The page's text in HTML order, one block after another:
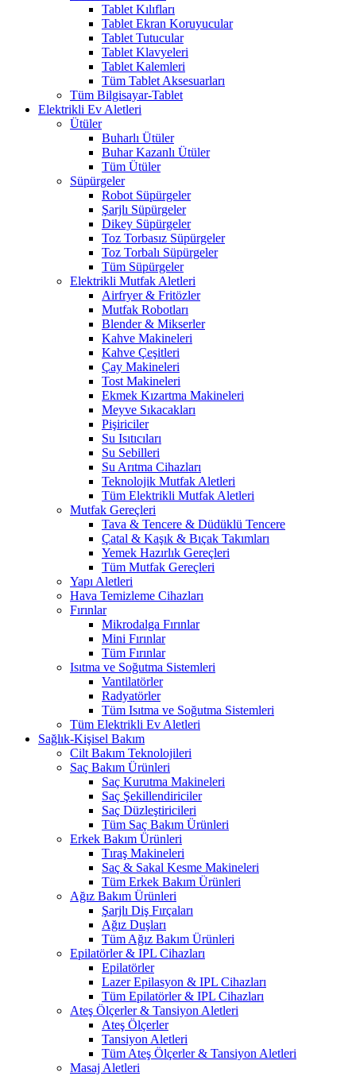
Tablet Kılıfları
Tablet Ekran Koruyucular
Tablet Tutucular
Tablet Klavyeleri
Tablet Kalemleri
Tüm Tablet Aksesuarları
Tüm Bilgisayar-Tablet
Elektrikli Ev Aletleri
Ütüler
Buharlı Ütüler
Buhar Kazanlı Ütüler
Tüm Ütüler
Süpürgeler
Robot Süpürgeler
Şarjlı Süpürgeler
Dikey Süpürgeler
Toz Torbasız Süpürgeler
Toz Torbalı Süpürgeler
Tüm Süpürgeler
Elektrikli Mutfak Aletleri
Airfryer & Fritözler
Mutfak Robotları
Blender & Mikserler
Kahve Makineleri
Kahve Çeşitleri
Çay Makineleri
Tost Makineleri
Ekmek Kızartma Makineleri
Meyve Sıkacakları
Pişiriciler
Su Isıtıcıları
Su Sebilleri
Su Arıtma Cihazları
Teknolojik Mutfak Aletleri
Tüm Elektrikli Mutfak Aletleri
Mutfak Gereçleri
Tava & Tencere & Düdüklü Tencere
Çatal & Kaşık & Bıçak Takımları
Yemek Hazırlık Gereçleri
Tüm Mutfak Gereçleri
Yapı Aletleri
Hava Temizleme Cihazları
Fırınlar
Mikrodalga Fırınlar
Mini Fırınlar
Tüm Fırınlar
Isıtma ve Soğutma Sistemleri
Vantilatörler
Radyatörler
Tüm Isıtma ve Soğutma Sistemleri
Tüm Elektrikli Ev Aletleri
Sağlık-Kişisel Bakım
Cilt Bakım Teknolojileri
Saç Bakım Ürünleri
Saç Kurutma Makineleri
Saç Şekillendiriciler
Saç Düzleştiricileri
Tüm Saç Bakım Ürünleri
Erkek Bakım Ürünleri
Tıraş Makineleri
Saç & Sakal Kesme Makineleri
Tüm Erkek Bakım Ürünleri
Ağız Bakım Ürünleri
Şarjlı Diş Fırçaları
Ağız Duşları
Tüm Ağız Bakım Ürünleri
Epilatörler & IPL Cihazları
Epilatörler
Lazer Epilasyon & IPL Cihazları
Tüm Epilatörler & IPL Cihazları
Ateş Ölçerler & Tansiyon Aletleri
Ateş Ölçerler
Tansiyon Aletleri
Tüm Ateş Ölçerler & Tansiyon Aletleri
Masaj Aletleri